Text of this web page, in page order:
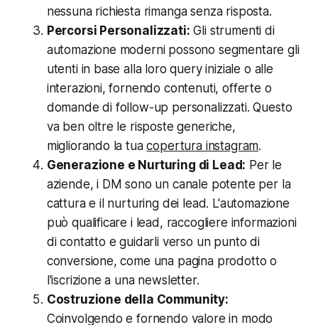
nessuna richiesta rimanga senza risposta.
Percorsi Personalizzati: Gli strumenti di
automazione moderni possono segmentare gli
utenti in base alla loro query iniziale o alle
interazioni, fornendo contenuti, offerte o
domande di follow-up personalizzati. Questo
va ben oltre le risposte generiche,
migliorando la tuacopertura instagram.
Generazione e Nurturing di Lead: Per le
aziende, i DM sono un canale potente per la
cattura e il nurturing dei lead. L'automazione
può qualificare i lead, raccogliere informazioni
di contatto e guidarli verso un punto di
conversione, come una pagina prodotto o
l'iscrizione a una newsletter.
Costruzione della Community:
Coinvolgendo e fornendo valore in modo